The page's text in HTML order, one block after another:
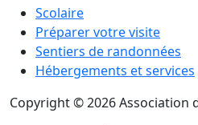
Scolaire
Préparer votre visite
Sentiers de randonnées
Hébergements et services
Copyright © 2026 Association